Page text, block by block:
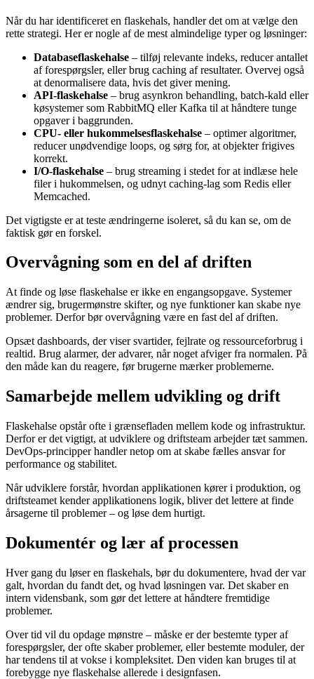
Når du har identificeret en flaskehals, handler det om at vælge den
rette strategi. Her er nogle af de mest almindelige typer og løsninger:
Databaseflaskehalse – tilføj relevante indeks, reducer antallet
af forespørgsler, eller brug caching af resultater. Overvej også
at denormalisere data, hvis det giver mening.
API-flaskehalse – brug asynkron behandling, batch-kald eller
køsystemer som RabbitMQ eller Kafka til at håndtere tunge
opgaver i baggrunden.
CPU- eller hukommelsesflaskehalse – optimer algoritmer,
reducer unødvendige loops, og sørg for, at objekter frigives
korrekt.
I/O-flaskehalse – brug streaming i stedet for at indlæse hele
filer i hukommelsen, og udnyt caching-lag som Redis eller
Memcached.
Det vigtigste er at teste ændringerne isoleret, så du kan se, om de
faktisk gør en forskel.
Overvågning som en del af driften
At finde og løse flaskehalse er ikke en engangsopgave. Systemer
ændrer sig, brugermønstre skifter, og nye funktioner kan skabe nye
problemer. Derfor bør overvågning være en fast del af driften.
Opsæt dashboards, der viser svartider, fejlrate og ressourceforbrug i
realtid. Brug alarmer, der advarer, når noget afviger fra normalen. På
den måde kan du reagere, før brugerne mærker problemerne.
Samarbejde mellem udvikling og drift
Flaskehalse opstår ofte i grænsefladen mellem kode og infrastruktur.
Derfor er det vigtigt, at udviklere og driftsteam arbejder tæt sammen.
DevOps-principper handler netop om at skabe fælles ansvar for
performance og stabilitet.
Når udviklere forstår, hvordan applikationen kører i produktion, og
driftsteamet kender applikationens logik, bliver det lettere at finde
årsagerne til problemer – og løse dem hurtigt.
Dokumentér og lær af processen
Hver gang du løser en flaskehals, bør du dokumentere, hvad der var
galt, hvordan du fandt det, og hvad løsningen var. Det skaber en
intern vidensbank, som gør det lettere at håndtere fremtidige
problemer.
Over tid vil du opdage mønstre – måske er der bestemte typer af
forespørgsler, der ofte skaber problemer, eller bestemte moduler, der
har tendens til at vokse i kompleksitet. Den viden kan bruges til at
forebygge nye flaskehalse allerede i designfasen.